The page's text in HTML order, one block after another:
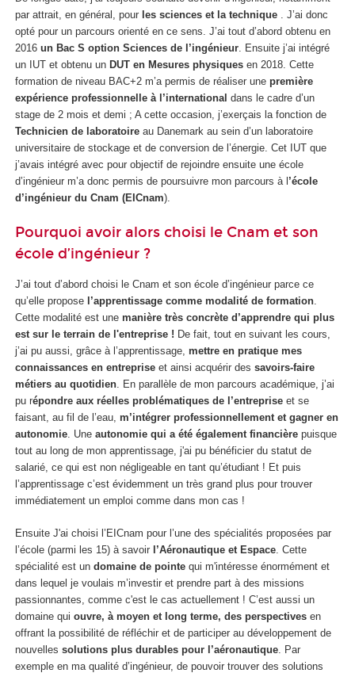
par attrait, en général, pour les sciences et la technique . J’ai donc
opté pour un parcours orienté en ce sens. J’ai tout d’abord obtenu en
2016 un Bac S option Sciences de l’ingénieur. Ensuite j’ai intégré
un IUT et obtenu un DUT en Mesures physiques en 2018. Cette
formation de niveau BAC+2 m’a permis de réaliser une première
expérience professionnelle à l’international dans le cadre d’un
stage de 2 mois et demi ; A cette occasion, j’exerçais la fonction de
Technicien de laboratoire au Danemark au sein d’un laboratoire
universitaire de stockage et de conversion de l’énergie. Cet IUT que
j’avais intégré avec pour objectif de rejoindre ensuite une école
d’ingénieur m’a donc permis de poursuivre mon parcours à l ’école
d’ingénieur du Cnam (EICnam).
Pourquoi avoir alors choisi le Cnam et son
école d’ingénieur ?
J’ai tout d’abord choisi le Cnam et son école d’ingénieur parce ce
qu’elle propose l’apprentissage comme modalité de formation.
Cette modalité est une manière très concrète d’apprendre qui plus
est sur le terrain de l'entreprise ! De fait, tout en suivant les cours,
j’ai pu aussi, grâce à l’apprentissage, mettre en pratique mes
connaissances en entreprise et ainsi acquérir des savoirs-faire
métiers au quotidien. En parallèle de mon parcours académique, j’ai
pu répondre aux réelles problématiques de l’entreprise et se
faisant, au fil de l’eau, m’intégrer professionnellement et gagner en
autonomie. Une autonomie qui a été également financière puisque
tout au long de mon apprentissage, j'ai pu bénéficier du statut de
salarié, ce qui est non négligeable en tant qu’étudiant ! Et puis
l’apprentissage c’est évidemment un très grand plus pour trouver
immédiatement un emploi comme dans mon cas !
Ensuite J'ai choisi l’EICnam pour l’une des spécialités proposées par
l’école (parmi les 15) à savoir l’Aéronautique et Espace . Cette
spécialité est un domaine de pointe qui m'intéresse énormément et
dans lequel je voulais m’investir et prendre part à des missions
passionnantes, comme c'est le cas actuellement ! C’est aussi un
domaine qui ouvre, à moyen et long terme, des perspectives en
offrant la possibilité de réfléchir et de participer au développement de
nouvelles solutions plus durables pour l’aéronautique . Par
exemple en ma qualité d’ingénieur, de pouvoir trouver des solutions